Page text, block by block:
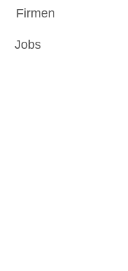
Firmen
Jobs